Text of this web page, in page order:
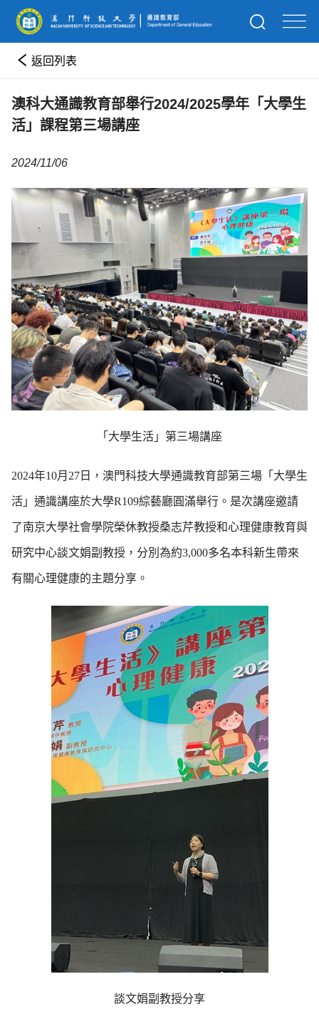
返回列表
澳科大通識教育部舉行2024/2025學年「大學生
活」課程第三場講座
2024/11/06
「大學生活」第三場講座
2024年10月27日，澳門科技大學通識教育部第三場「大學生
活」通識講座於大學R109綜藝廳圓滿舉行。是次講座邀請
了南京大學社會學院榮休教授桑志芹教授和心理健康教育與
研究中心談文娟副教授，分別為約3,000多名本科新生帶來
有關心理健康的主題分享。
談文娟副教授分享